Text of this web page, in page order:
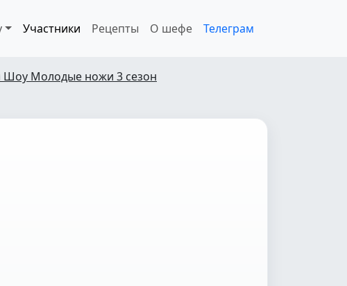
Участники Рецепты О шефе Телеграм
Шоу Молодые ножи 3 сезон